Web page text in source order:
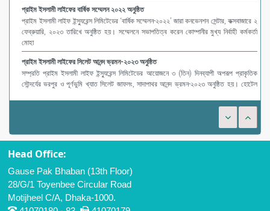
প্রাইম ইসলামী লাইফের বার্ষিক সম্মেলন ২০২২ অনুষ্ঠিত
প্রাইম ইসলামী লাইফ ইন্স্যুরেন্স লিমিটেডের ‘বার্ষিক সম্মেলন-২০২২’ জারা কনভেনশন সেন্টার, কক্সবাজারে ২
ফেব্রুয়ারি, ২০২৩ তারিখে অনুষ্ঠিত হয়। সম্মেলনে সভাপতিত্ব করেন কোম্পানীর মুখ্য নির্বাহী কর্মকর্তা
মোহা
প্রাইম ইসলামী লাইফের সিলেট আনন্দ ভ্রমন-২০২৩ অনুষ্ঠিত
সম্প্রতি প্রাইম ইসলামী লাইফ ইন্স্যুরেন্স লিমিটেডের আয়োজনে ৩ (তিন) দিনব্যাপী অপরূপ প্রাকৃতিক
সৌন্দর্যের ভরপুর ও পূর্ণভুমি খ্যাত সিলেট জাফলং, সাদাপাথর আনন্দ ভ্রমন-২০২৩ অনুষ্ঠিত হয়। হোটেল
Head Office:
Gause Pak Bhaban (13th Floor)
28/G/1 Toyenbee Circular Road
Motijheel C/A, Dhaka-1000.